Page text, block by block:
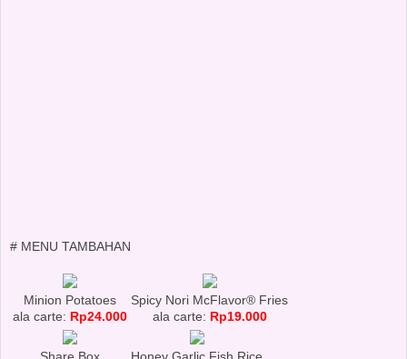
# MENU TAMBAHAN
Minion Potatoes
ala carte: Rp24.000
Spicy Nori McFlavor® Fries
ala carte: Rp19.000